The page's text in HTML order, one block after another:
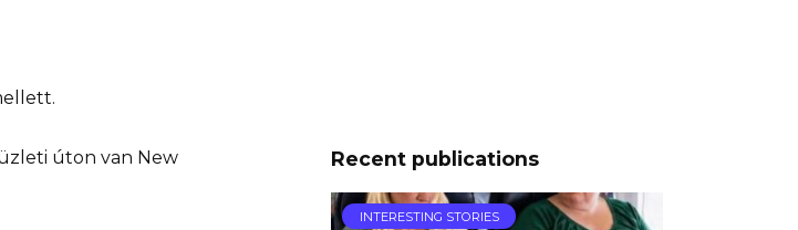
úton van New
Recent publications
INTERESTING STORIES